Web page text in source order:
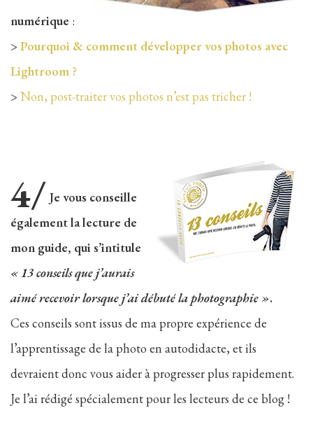
numérique :
> Pourquoi & comment développer vos photos avec
Lightroom ?
> Non, post-traiter vos photos n’est pas tricher !
4/ Je vous conseille
également la lecture de
mon guide, qui s’intitule
« 13 conseils que j’aurais
aimé recevoir lorsque j’ai débuté la photographie ».
Ces conseils sont issus de ma propre expérience de
l’apprentissage de la photo en autodidacte, et ils
devraient donc vous aider à progresser plus rapidement.
Je l’ai rédigé spécialement pour les lecteurs de ce blog !